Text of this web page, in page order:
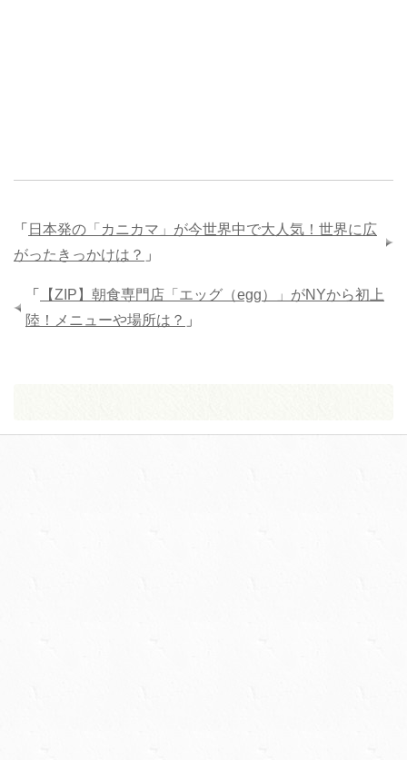
「 日本発の「カニカマ」が今世界中で大人気！世界に広
がったきっかけは？ 」
「
【ZIP】朝食専門店「エッグ（egg）」がNYから初上
陸！メニューや場所は？ 」